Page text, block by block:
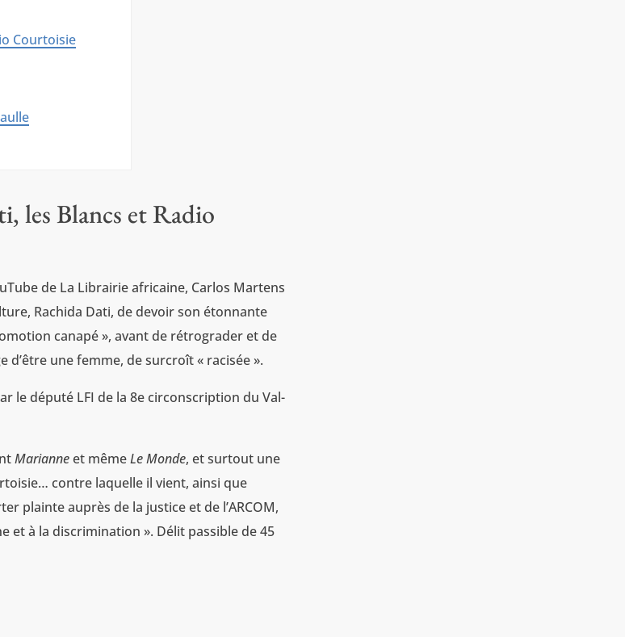
Courtoisie
les Blancs et Radio
de La Librairie africaine, Carlos Martens
Rachida Dati, de devoir son étonnante
canapé », avant de rétrograder et de
d’être une femme, de surcroît « racisée ».
le député LFI de la 8e circonscription du Val-
Marianne et mêmeLe Monde, et surtout une
contre laquelle il vient, ainsi que
plainte auprès de la justice et de l’ARCOM,
et à la discrimination ». Délit passible de 45